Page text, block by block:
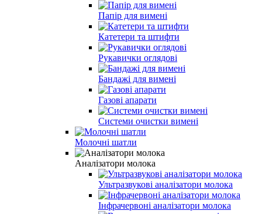
Папір для вимені
Катетери та штифти
Рукавички оглядові
Бандажі для вимені
Газові апарати
Системи очистки вимені
Молочні шатли
Аналізатори молока
Ультразвукові аналізатори молока
Інфрачервоні аналізатори молока